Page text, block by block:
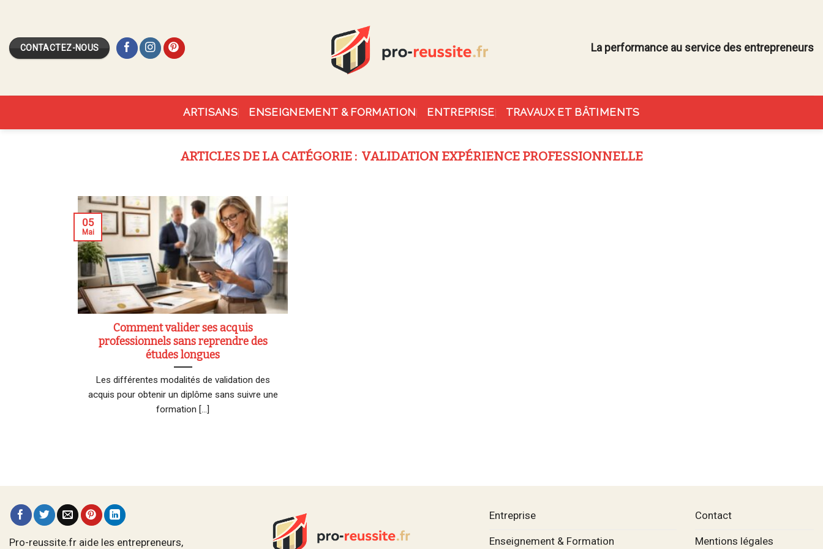
content
CONTACTEZ-NOUS La performance au service des entrepreneurs
ARTISANS ENSEIGNEMENT & FORMATION ENTREPRISE TRAVAUX ET BÂTIMENTS
VALIDATION EXPÉRIENCE PROFESSIONNELLE
Comment valider ses acquis
professionnels sans reprendre des
études longues
Les différentes modalités de validation des
acquis pour obtenir un diplôme sans suivre une
formation [...]
05
Mai
Pro-reussite.fr aide les entrepreneurs,
Entreprise
Enseignement & Formation
Contact
Mentions légales